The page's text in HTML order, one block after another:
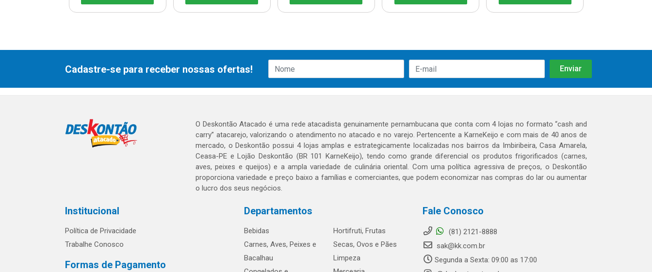
Cadastre-se para receber nossas ofertas!
O Deskontão Atacado é uma rede atacadista genuinamente pernambucana que conta com 4 lojas no formato “cash and
carry” atacarejo, valorizando o atendimento no atacado e no varejo. Pertencente a KarneKeijo e com mais de 40 anos de
mercado, o Deskontão possui 4 lojas amplas e estrategicamente localizadas nos bairros da Imbiribeira, Casa Amarela,
Ceasa-PE e Lojão Deskontão (BR 101 KarneKeijo), tendo como grande diferencial os produtos frigorificados (carnes,
aves, peixes e queijos) e a ampla variedade de culinária oriental. Com uma política agressiva de preços, o Deskontão
proporciona variedade e preço baixo a famílias e comerciantes, que podem economizar nas compras do lar ou aumentar
o lucro dos seus negócios.
Institucional
Política de Privacidade
Trabalhe Conosco
Formas de Pagamento
Departamentos
Bebidas
Carnes, Aves, Peixes e
Bacalhau
Hortifruti, Frutas
Secas, Ovos e Pães
Limpeza
Fale Conosco
(81) 2121-8888
sak@kk.com.br
Segunda a Sexta: 09:00 as 17:00